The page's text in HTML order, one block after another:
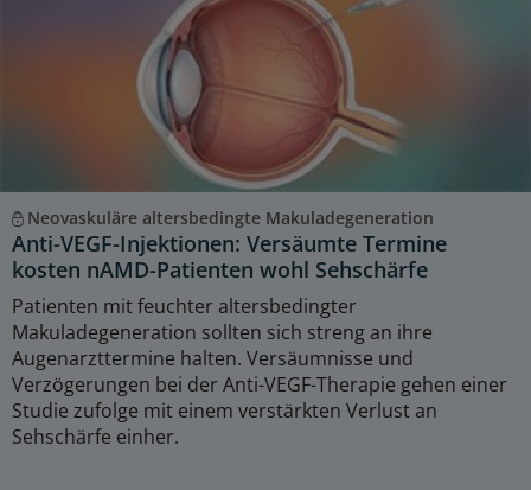
Neovaskuläre altersbedingte Makuladegeneration
Anti-VEGF-Injektionen: Versäumte Termine
kosten nAMD-Patienten wohl Sehschärfe
Patienten mit feuchter altersbedingter
Makuladegeneration sollten sich streng an ihre
Augenarzttermine halten. Versäumnisse und
Verzögerungen bei der Anti-VEGF-Therapie gehen einer
Studie zufolge mit einem verstärkten Verlust an
Sehschärfe einher.